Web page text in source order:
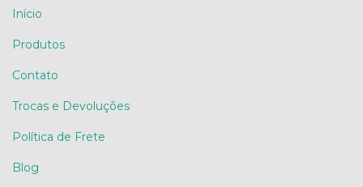
Início
Produtos
Contato
Trocas e Devoluções
Política de Frete
Blog